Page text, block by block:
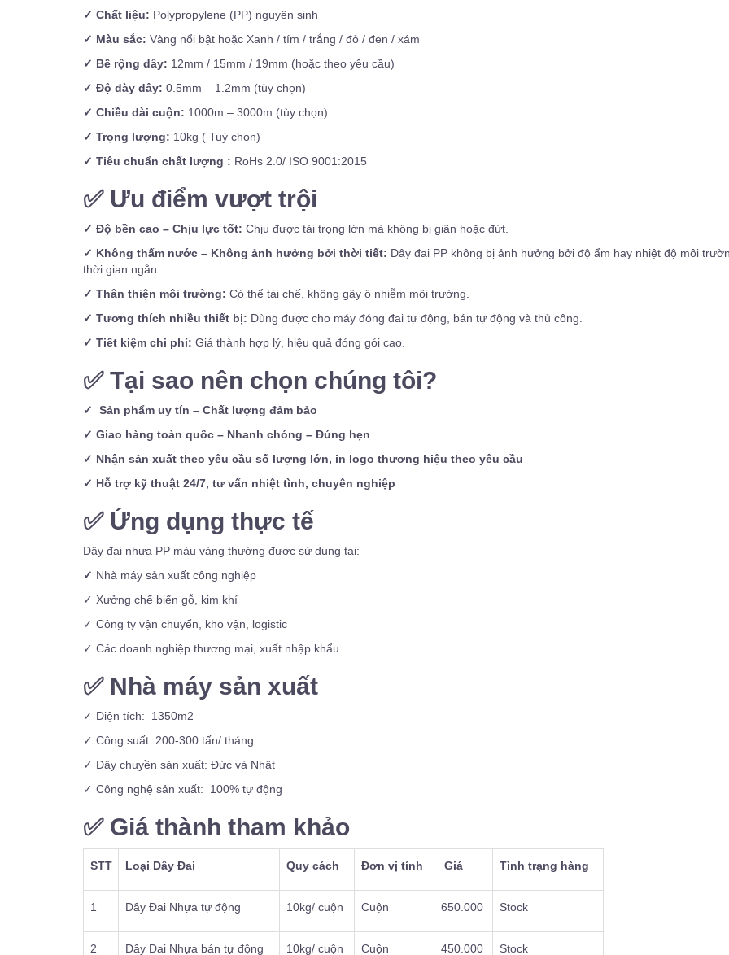
✓ Chất liệu: Polypropylene (PP) nguyên sinh
✓ Màu sắc: Vàng nổi bật hoặc Xanh / tím / trắng / đỏ / đen / xám
✓ Bề rộng dây: 12mm / 15mm / 19mm (hoặc theo yêu cầu)
✓ Độ dày dây: 0.5mm – 1.2mm (tùy chọn)
✓ Chiều dài cuộn: 1000m – 3000m (tùy chọn)
✓ Trọng lượng: 10kg ( Tuỳ chọn)
✓ Tiêu chuẩn chất lượng : RoHs 2.0/ ISO 9001:2015
✅Ưu điểm vượt trội
✓ Độ bền cao – Chịu lực tốt: Chịu được tải trọng lớn mà không bị giãn hoặc đứt.
✓ Không thấm nước – Không ảnh hưởng bởi thời tiết: Dây đai PP không bị ảnh hưởng bởi độ ẩm hay nhiệt độ môi
thời gian ngắn.
✓ Thân thiện môi trường: Có thể tái chế, không gây ô nhiễm môi trường.
✓ Tương thích nhiều thiết bị: Dùng được cho máy đóng đai tự động, bán tự động và thủ công.
✓ Tiết kiệm chi phí: Giá thành hợp lý, hiệu quả đóng gói cao.
✅Tại sao nên chọn chúng tôi?
✓ Sản phẩm uy tín – Chất lượng đảm bảo
✓ Giao hàng toàn quốc – Nhanh chóng – Đúng hẹn
✓ Nhận sản xuất theo yêu cầu số lượng lớn, in logo thương hiệu theo yêu cầu
✓ Hỗ trợ kỹ thuật 24/7, tư vấn nhiệt tình, chuyên nghiệp
✅Ứng dụng thực tế
Dây đai nhựa PP màu vàng thường được sử dụng tại:
✓ Nhà máy sản xuất công nghiệp
✓ Xưởng chế biến gỗ, kim khí
✓ Công ty vận chuyển, kho vận, logistic
✓ Các doanh nghiệp thương mại, xuất nhập khẩu
✅Nhà máy sản xuất
✓ Diện tích: 1350m2
✓ Công suất: 200-300 tấn/ tháng
✓ Dây chuyền sản xuất: Đức và Nhật
✓ Công nghệ sản xuất: 100% tự động
✅Giá thành tham khảo
STT Loại DâyĐai Quy cách Đơn vị tính Giá Tình trạng hàng
1 Dây Đai Nhựa tự động 10kg/ cuộn Cuộn 650.000 Stock
2 Dây Đai Nhựa bán tự động 10kg/ cuộn Cuộn 450.000 Stock